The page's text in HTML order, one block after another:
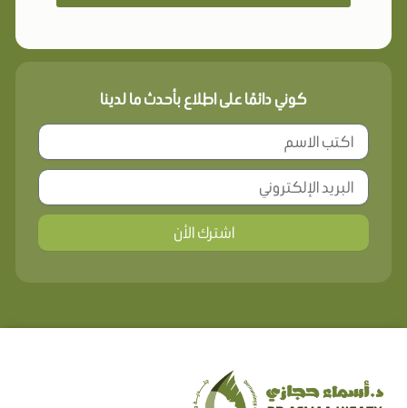
كوني دائمًا على اطلاع بأحدث ما لدينا
اشترك الأن